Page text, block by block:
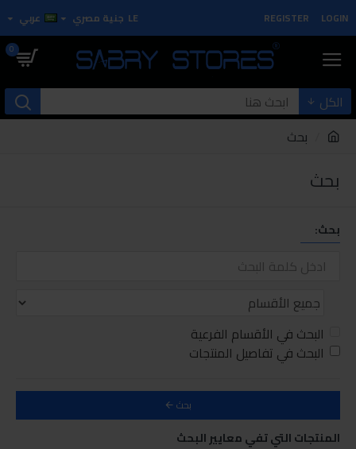
LOGIN
REGISTER
LE جنية مصري عربي
0
الكل
بحث
بحث
بحث:
البحث في الأقسام الفرعية
البحث في تفاصيل المنتجات
بحث
المنتجات التي تفي معايير البحث